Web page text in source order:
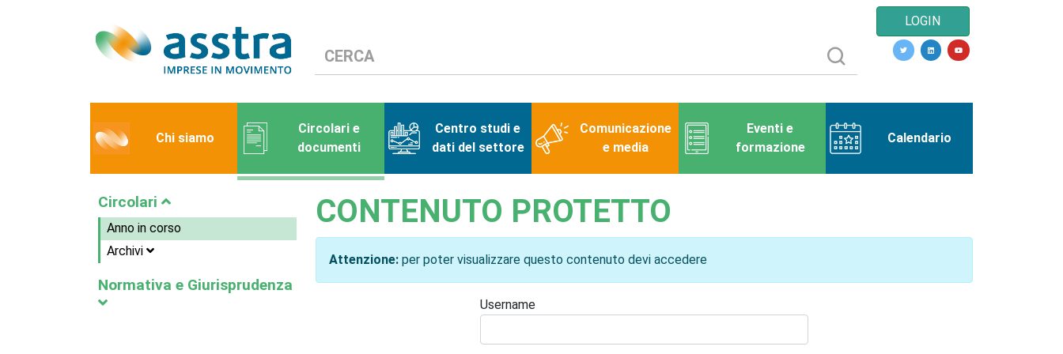
LOGIN
Chi siamo
Circolari e
documenti
Centro studi e
dati del settore
Comunicazione
e media
Eventi e
formazione
Calendario
Circolari
Anno in corso
Archivi
Normativa e Giurisprudenza
CONTENUTO PROTETTO
Attenzione: per poter visualizzare questo contenuto devi accedere
Username